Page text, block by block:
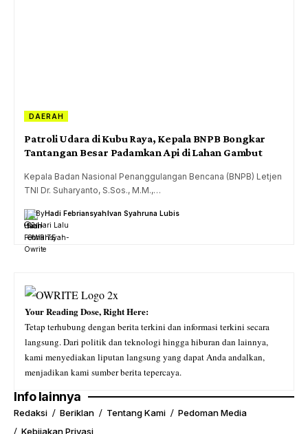
DAERAH
Patroli Udara di Kubu Raya, Kepala BNPB Bongkar
Tantangan Besar Padamkan Api di Lahan Gambut
Kepala Badan Nasional Penanggulangan Bencana (BNPB) Letjen
TNI Dr. Suharyanto, S.Sos., M.M.,…
ByHadi FebriansyahIvan Syahruna Lubis
2 Hari Lalu
Your Reading Dose, Right Here:
Tetap terhubung dengan berita terkini dan informasi terkini secara
langsung. Dari politik dan teknologi hingga hiburan dan lainnya,
kami menyediakan liputan langsung yang dapat Anda andalkan,
menjadikan kami sumber berita tepercaya.
Info lainnya
Redaksi Beriklan Tentang Kami
Pedoman Media
Kebijakan Privasi